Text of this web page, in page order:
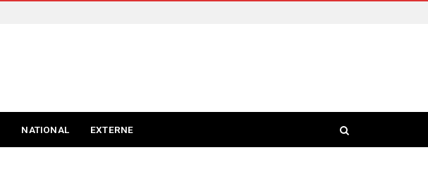
NATIONAL EXTERNE